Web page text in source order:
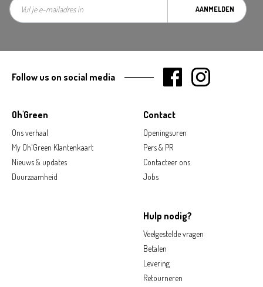
AANMELDEN
Oh'Green
Ons verhaal
My Oh'Green Klantenkaart
Nieuws & updates
Duurzaamheid
Contact
Openingsuren
Pers & PR
Contacteer ons
Jobs
Hulp nodig?
Veelgestelde vragen
Betalen
Levering
Retourneren
Follow us on social media